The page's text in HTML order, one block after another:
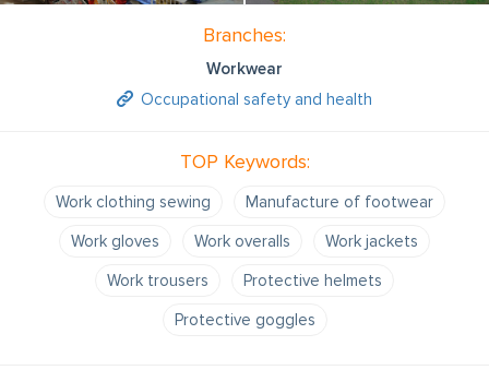
Branches:
Workwear
Occupational safety and health
TOP Keywords:
Work clothing sewing
Manufacture of footwear
Work gloves
Work overalls
Work jackets
Work trousers
Protective helmets
Protective goggles